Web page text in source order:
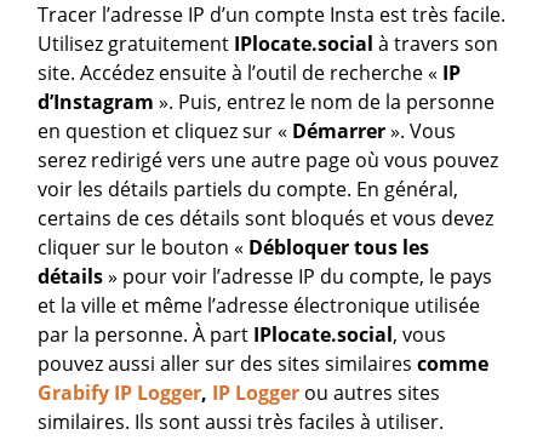
Tracer l’adresse IP d’un compte Insta est très facile.
Utilisez gratuitement IPlocate.social à travers son
site. Accédez ensuite à l’outil de recherche « IP
d’Instagram». Puis, entrez le nom de la personne
en question et cliquez sur « Démarrer». Vous
serez redirigé vers une autre page où vous pouvez
voir les détails partiels du compte. En général,
certains de ces détails sont bloqués et vous devez
cliquer sur le bouton « Débloquer tous les
détails» pour voir l’adresse IP du compte, le pays
et la ville et même l’adresse électronique utilisée
par la personne. À part IPlocate.social, vous
pouvez aussi aller sur des sites similairescomme
Grabify IP Logger, IP Logger ou autres sites
similaires. Ils sont aussi très faciles à utiliser.